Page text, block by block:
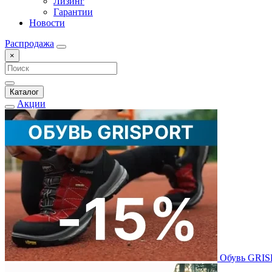
Гарантии
Новости
Распродажа
×
Каталог
Акции
Обувь